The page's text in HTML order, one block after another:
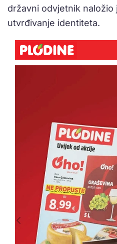
državni odvjetnik
utvrđivanje identiteta.